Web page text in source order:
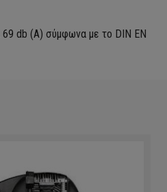
69 db (A) σύμφωνα με το DIN EN